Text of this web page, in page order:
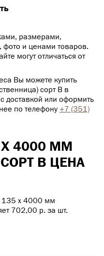
размерами,
и ценами товаров.
могут отличаться от
Вы можете купить
сорт В в
доставкой или оформить
по телефону +7 (351)
4000 ММ
В ЦЕНА
135 х 4000 мм
702,00 р. за шт.